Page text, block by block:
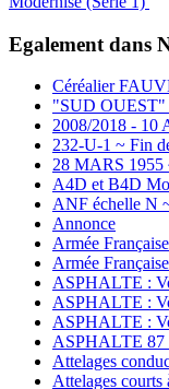
Egalement dans
Céréalier
"SUD OUEST"
2008/2018 - 10
232-U-1 ~ Fin
28 MARS 1955
A4D et B4D
ANF échelle N
Annonce
Armée
Armée
ASPHALTE :
ASPHALTE :
ASPHALTE :
ASPHALTE 87
Attelages
Attelages courts